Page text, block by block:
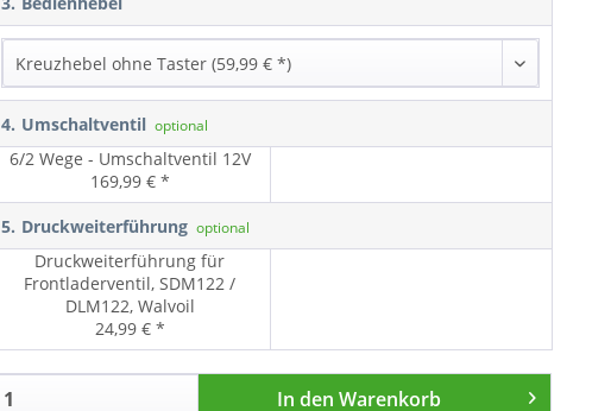
4. Umschaltventil optional
6/2 Wege - Umschaltventil 12V
169,99 € *
5. Druckweiterführung optional
Druckweiterführung für
Frontladerventil, SDM122 /
DLM122, Walvoil
24,99 € *
In den Warenkorb